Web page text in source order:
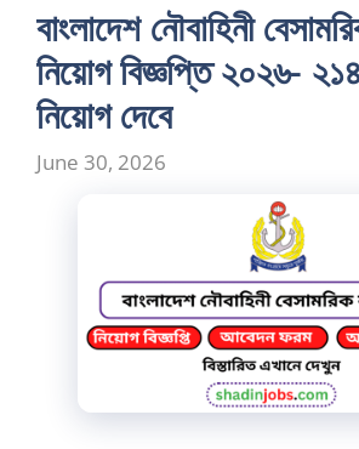
বাংলাদেশ নৌবাহিনী
নিয়োগ বিজ্ঞপ্তি ২০২৬-
নিয়োগ দেবে
June 30, 2026